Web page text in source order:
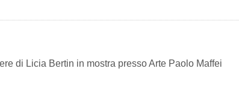
di Licia Bertin in mostra presso Arte Paolo Maffei